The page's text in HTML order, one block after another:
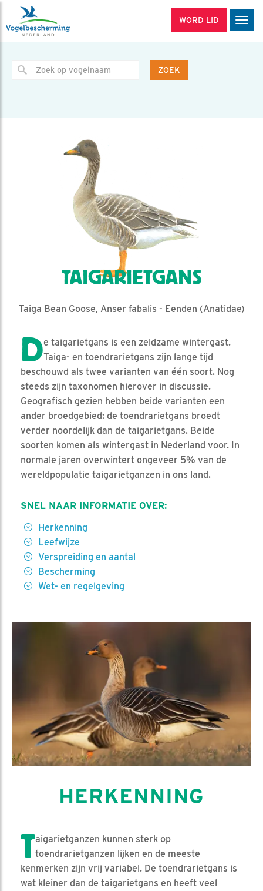
WORD LID
ZOEK
TAIGARIETGANS
Taiga Bean Goose, Anser fabalis - Eenden (Anatidae)
De taigarietgans is een zeldzame wintergast.
Taiga- en toendrarietgans zijn lange tijd
beschouwd als twee varianten van één soort. Nog
steeds zijn taxonomen hierover in discussie.
Geografisch gezien hebben beide varianten een
ander broedgebied: de toendrarietgans broedt
verder noordelijk dan de taigarietgans. Beide
soorten komen als wintergast in Nederland voor. In
normale jaren overwintert ongeveer 5% van de
wereldpopulatie taigarietganzen in ons land.
SNEL NAAR INFORMATIE OVER:
Herkenning
Leefwijze
Verspreiding en aantal
Bescherming
Wet- en regelgeving
HERKENNING
Taigarietganzen kunnen sterk op
toendrarietganzen lijken en de meeste
kenmerken zijn vrij variabel. De toendrarietgans is
wat kleiner dan de taigarietgans en heeft veel